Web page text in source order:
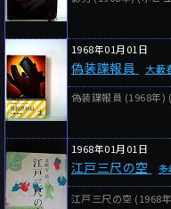
1968年01月01日
偽装諜報員 大藪
偽装諜報員 (1968年)
1968年01月01日
江戸三尺の空 多
江戸三尺の空 (1968